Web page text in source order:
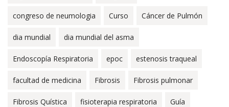
congreso de neumologia Curso Cáncer de Pulmón
dia mundial dia mundial del asma
Endoscopía Respiratoria epoc estenosis traqueal
facultad de medicina Fibrosis Fibrosis pulmonar
Fibrosis Quística fisioterapia respiratoria Guía